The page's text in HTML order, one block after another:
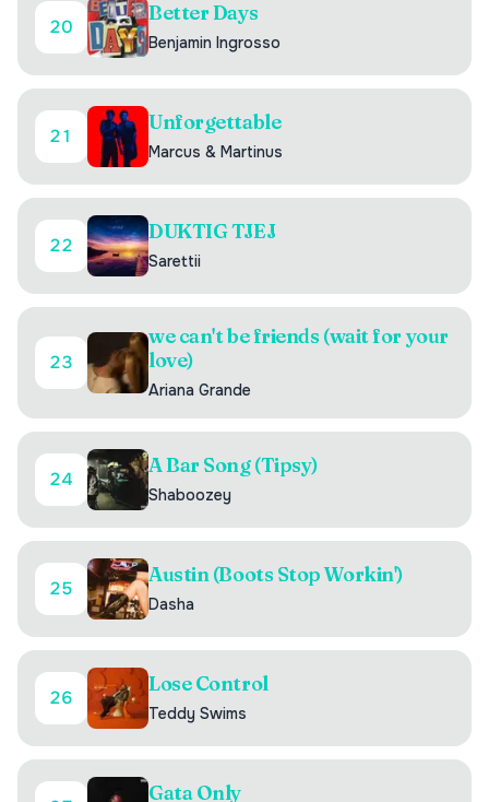
20
Better Days
Benjamin Ingrosso
21
Unforgettable
Marcus & Martinus
22
DUKTIG TJEJ
Sarettii
23
we can't be friends (wait for your
love)
Ariana Grande
24
A Bar Song (Tipsy)
Shaboozey
25
Austin (Boots Stop Workin')
Dasha
26
Lose Control
Teddy Swims
Gata Only